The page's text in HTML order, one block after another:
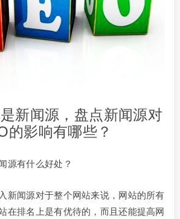
新闻源，盘点新闻源对
的影响有哪些？
源有什么好处？
新闻源对于整个网站来说，网站的所有
在排名上是有优待的，而且还能提高网